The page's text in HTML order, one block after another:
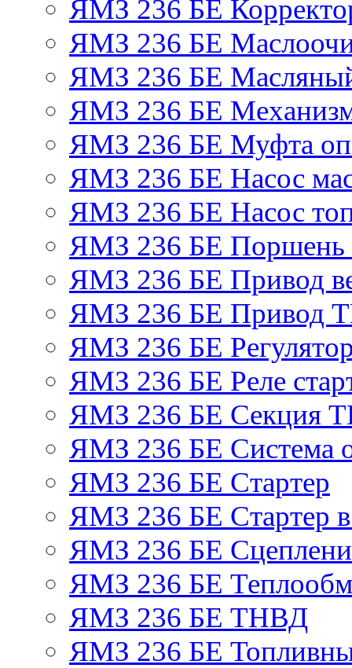
ЯМЗ 236 БЕ
ЯМЗ 236 БЕ
ЯМЗ 236 БЕ Масляный
ЯМЗ 236 БЕ Механизм
ЯМЗ 236 БЕ Муфта
ЯМЗ 236 БЕ Насос
ЯМЗ 236 БЕ Насос
ЯМЗ 236 БЕ Поршень
ЯМЗ 236 БЕ Привод
ЯМЗ 236 БЕ Привод
ЯМЗ 236 БЕ
ЯМЗ 236 БЕ Реле
ЯМЗ 236 БЕ Секция
ЯМЗ 236 БЕ Система
ЯМЗ 236 БЕ Стартер
ЯМЗ 236 БЕ Стартер в
ЯМЗ 236 БЕ
ЯМЗ 236 БЕ
ЯМЗ 236 БЕ ТНВД
ЯМЗ 236 БЕ